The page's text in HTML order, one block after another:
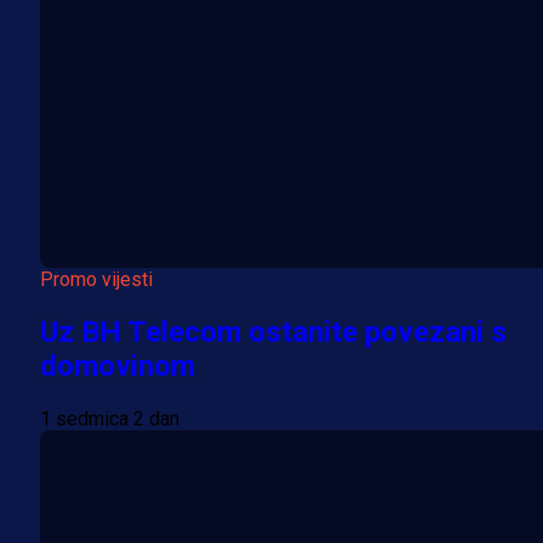
Promo vijesti
Uz BH Telecom ostanite povezani s
domovinom
1 sedmica 2 dan